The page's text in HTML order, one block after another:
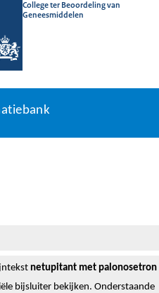
College ter Beoordeling van
Geneesmiddelen
netupitant met palonosetron
bijsluiter bekijken. Onderstaande